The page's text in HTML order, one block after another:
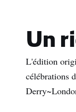
Un
L'édition
célébrations